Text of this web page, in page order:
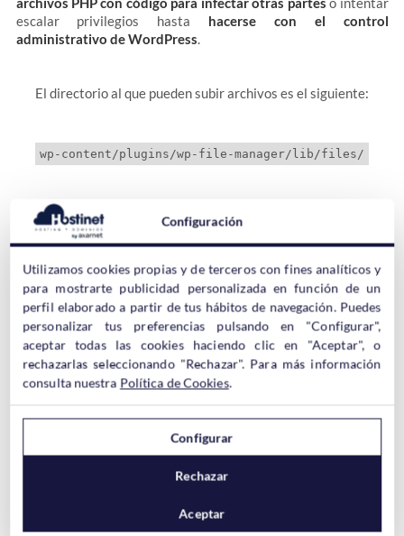
escalar privilegios hasta hacerse con el control
administrativo de WordPress.
El directorio al que pueden subir archivos es el siguiente:
Dentro de este directorio se han visto archivos del tipo:
– hardfork.php
– hardfind.php
– x.php
Esto no significa que no hayan podido subir archivos con otro
parece que usan la palabra«hard…»al principio de los
archivo que te resulte sospechoso de este directorio
Configuración
Utilizamos cookies propias y de terceros con fines analíticos y
para mostrarte publicidad personalizada en función de un
perfil elaborado a partir de tus hábitos de navegación. Puedes
personalizar tus preferencias pulsando en "Configurar",
aceptar todas las cookies haciendo clic en "Aceptar", o
rechazarlas seleccionando "Rechazar". Para más información
consulta nuestra Política de Cookies.
Configurar
Rechazar
Aceptar